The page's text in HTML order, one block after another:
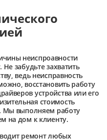
неиспроавности
забудьте захватить
ведь неисправность
восстановить работу
устройства или его
стоимость
Мы выполняем работу
на дом к клиенту.
ремонт любых